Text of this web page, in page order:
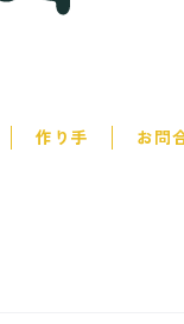
作り手 お問